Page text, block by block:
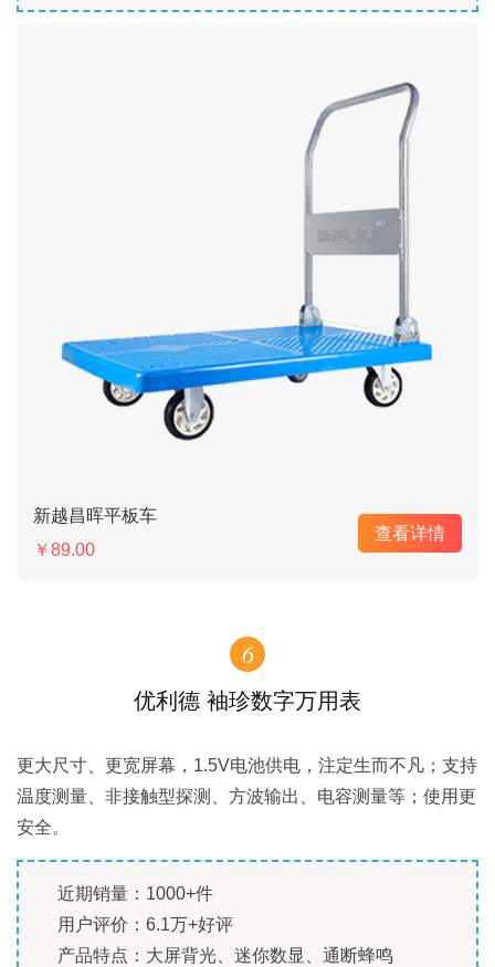
新越昌晖平板车
￥89.00
查看详情
6
优利德 袖珍数字万用表
更大尺寸、更宽屏幕，1.5V电池供电，注定生而不凡；支持
温度测量、非接触型探测、方波输出、电容测量等；使用更
安全。
近期销量：1000+件
用户评价：6.1万+好评
产品特点：大屏背光、迷你数显、通断蜂鸣